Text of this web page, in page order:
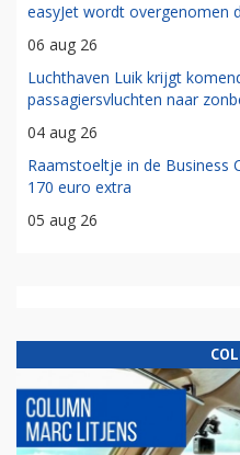
easyJet wordt overgenomen
06 aug 26
Luchthaven Luik krijgt
passagiersvluchten naar
04 aug 26
Raamstoeltje in de Business
170 euro extra
05 aug 26